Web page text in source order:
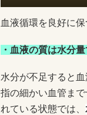
血液循環を良好に保
・血液の質は水分
水分が不足すると血
指の細かい血管ま
れている状態では、